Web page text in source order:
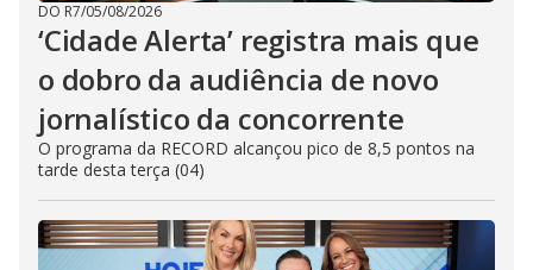
DO R7/05/08/2026
‘Cidade Alerta’ registra mais que
o dobro da audiência de novo
jornalístico da concorrente
O programa da RECORD alcançou pico de 8,5 pontos na
tarde desta terça (04)